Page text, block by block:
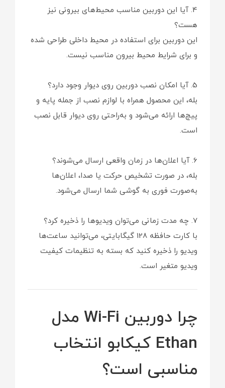
4. آیا این دوربین مناسب محیط‌های بیرونی نیز
هست؟
این دوربین برای استفاده در محیط داخلی طراحی شده
و برای شرایط محیط بیرون مناسب نیست.
5. آیا امکان نصب دوربین روی دیوار وجود دارد؟
بله، این محصول همراه با لوازم نصب از جمله پایه و
پیچ‌ها ارائه می‌شود و به‌راحتی روی دیوار قابل نصب
است.
6. آیا اعلان‌ها در زمان واقعی ارسال می‌شوند؟
بله، در صورت تشخیص حرکت یا صدا، اعلان‌ها
به‌صورت فوری به گوشی شما ارسال می‌شود.
7. چه مدت زمانی می‌توان ویدیوها را ذخیره کرد؟
با کارت حافظه 128 گیگابایتی، می‌توانید ساعت‌ها
ویدیو را ذخیره کنید که بسته به تنظیمات کیفیت
ویدیو متغیر است.
چرا دوربین Wi-Fi مدل
Ethan کیکابو انتخاب
مناسبی است؟